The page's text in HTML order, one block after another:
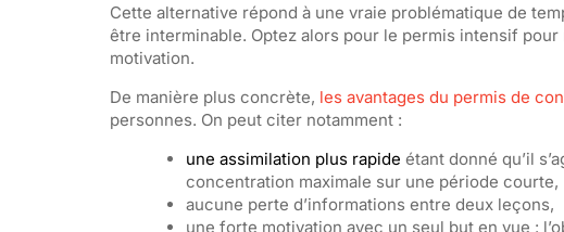
Cette alternative répond à une vraie problématique de
être interminable. Optez alors pour le permis intensif
motivation.
De manière plus concrète, les avantages du permis de
personnes. On peut citer notamment :
une assimilation plus rapide étant donné qu’il
concentration maximale sur une période courte,
aucune perte d’informations entre deux leçons,
une forte motivation avec un seul but en vue :